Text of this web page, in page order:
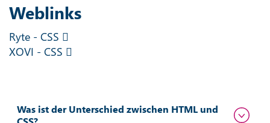
Weblinks
Ryte - CSS
XOVI - CSS
Was ist der Unterschied zwischen HTML und